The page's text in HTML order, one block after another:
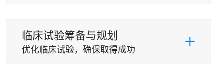
临床试验筹备与规划
优化临床试验，确保取得成功